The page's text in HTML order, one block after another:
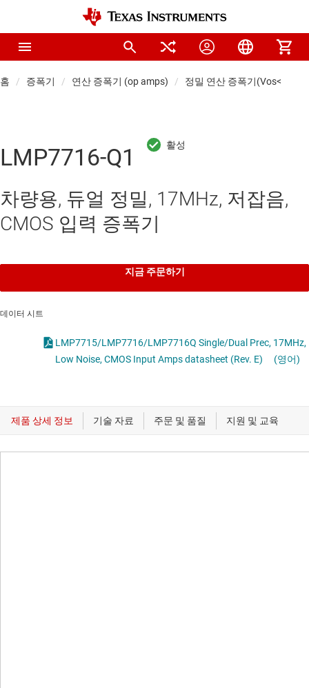
홈 증폭기 연산 증폭기 (op amps) 정밀 연산 증폭기(Vos<1mV)
LMP7716-Q1
차량용, 듀얼 정밀, 17MHz, 저잡음,
CMOS 입력 증폭기
지금 주문하기
데이터 시트
LMP7715/LMP7716/LMP7716Q Single/Dual Prec, 17MHz,
Low Noise, CMOS Input Amps datasheet (Rev. E)
(영어)